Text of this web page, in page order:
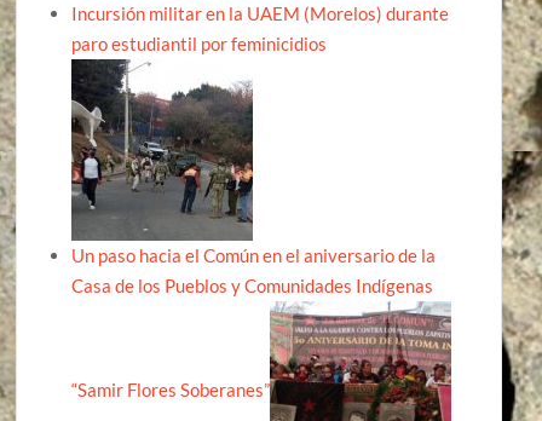
Incursión militar en la UAEM (Morelos) durante
paro estudiantil por feminicidios
Un paso hacia el Común en el aniversario de la
Casa de los Pueblos y Comunidades Indígenas
“Samir Flores Soberanes”